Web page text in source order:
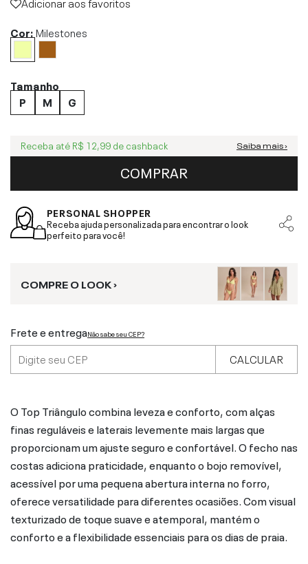
Cor:Milestones
Tamanho
P
M G
Receba até R$ 12,99 de cashback Saiba mais ›
COMPRAR
PERSONAL SHOPPER
Receba ajuda personalizada para encontrar o look
perfeito para você!
COMPRE O LOOK ›
Frete e entregaNão sabe seu CEP?
CALCULAR
O Top Triângulo combina leveza e conforto, com alças
finas reguláveis e laterais levemente mais largas que
proporcionam um ajuste seguro e confortável. O fecho nas
costas adiciona praticidade, enquanto o bojo removível,
acessível por uma pequena abertura interna no forro,
oferece versatilidade para diferentes ocasiões. Com visual
texturizado de toque suave e atemporal, mantém o
conforto e a flexibilidade essenciais para os dias de praia.